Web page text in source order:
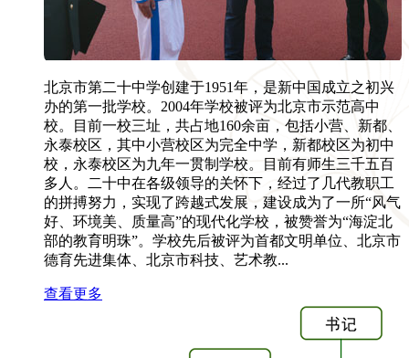
北京市第二十中学创建于1951年，是新中国成立之初兴
办的第一批学校。2004年学校被评为北京市示范高中
校。目前一校三址，共占地160余亩，包括小营、新都、
永泰校区，其中小营校区为完全中学，新都校区为初中
校，永泰校区为九年一贯制学校。目前有师生三千五百
多人。二十中在各级领导的关怀下，经过了几代教职工
的拼搏努力，实现了跨越式发展，建设成为了一所“风气
好、环境美、质量高”的现代化学校，被赞誉为“海淀北
部的教育明珠”。学校先后被评为首都文明单位、北京市
德育先进集体、北京市科技、艺术教...
查看更多